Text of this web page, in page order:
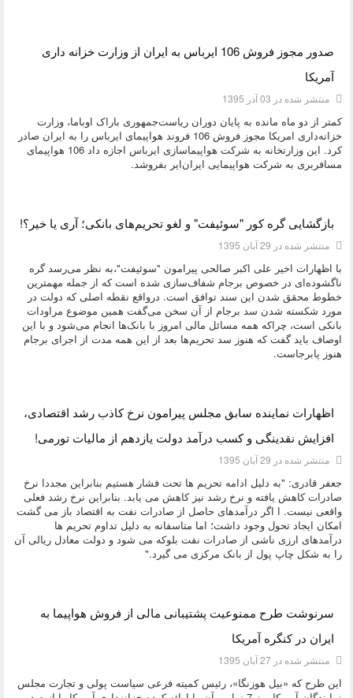
صدور مجوز فروش 106 ایرباس به ایران از وزارت خزانه داری
آمریکا
منتشر شده در 03 آذر 1395
کمتر از دو ماه مانده به پایان دوران ریاست‌جمهوری باراک اوباما، وزارت
خزانه‌داری امریکا مجوز فروش 106 فروند هواپیمای ایرباس را به ایران صادر
کرد. این وزارتخانه به شرکت هواپیماسازی ایرباس اجازه داد 106 هواپیمای
مسافربری به شرکت هواپیمایی ایران‌ایر بفروشد.
بازگشایی گره کور "سوئیفت" و لغو تحریم‌های بانکی؛ آری یا خیر؟!
منتشر شده در 29 آبان 1395
با اظهارات اخیر علی اکبر صالحی پیرامون "سوئیفت"،به نظر می‌رسد گره
ناگشوده‌ای در خصوص برجام شفاف‌سازی شده است که از جمله مهمترین
خطوط محقق شدن این سند توافق است. درواقع نقطه اصلی که دولت در
مورد شکسته شدن سد برجام از آن سخن می‌گفت همین موضوع مراودات
بانکی است، چراکه همه مسائل مالی امروز با بانک‌ها انجام می‌شود و با این
اوصاف باید گفت که هنوز سد تحریم‌ها بعد از این همه مدت از اجرای برجام
هنوز پابرجاست.
اظهارات نماینده سابق مجلس پیرامون نرخ کاذب رشد اقتصادی،
افزایش نقدینگی و کسب درآمد دولت یازدهم از مالیات تورمی!
منتشر شده در 29 آبان 1395
جعفر قادری: "به دلیل ادامه تحریم ها تحت فشار هستیم بنابراین مجددا نرخ
صادرات کاهش یافته و نرخ رشد نیز کاهش می یابد. بنابراین نرخ رشد فعلی
واقعی نیست. ا اگر درآمدهای حاصل از صادرات نفت به اقتصاد باز می گشت
امکان ایجاد تحول وجود داشت؛ اما متاسفانه به دلیل تداوم تحریم ها
درآمدهای ارزی ناشی از صادرات نفت بلوکه می شود و دولت معادل ریالی آن
را به شکل چاپ پول از بانک مرکزی می گیرد."
سرنوشت طرح ممنوعیت پشتیبانی مالی از فروش هواپیما به
ایران در کنگره آمریکا
منتشر شده در 27 آبان 1395
این طرح که «بیل هوزنگا»، رئیس کمیته فرعی سیاست پولی و تجارت مجلس